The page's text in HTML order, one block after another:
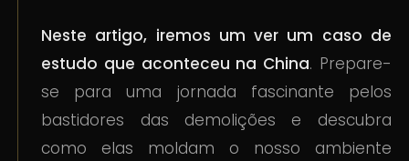
Neste artigo, iremos um ver um caso de
estudo que aconteceu na China. Prepare-
se para uma jornada fascinante pelos
bastidores das demolições e descubra
como elas moldam o nosso ambiente